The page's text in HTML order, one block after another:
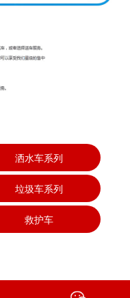
洒水车系列
垃圾车系列
救护车